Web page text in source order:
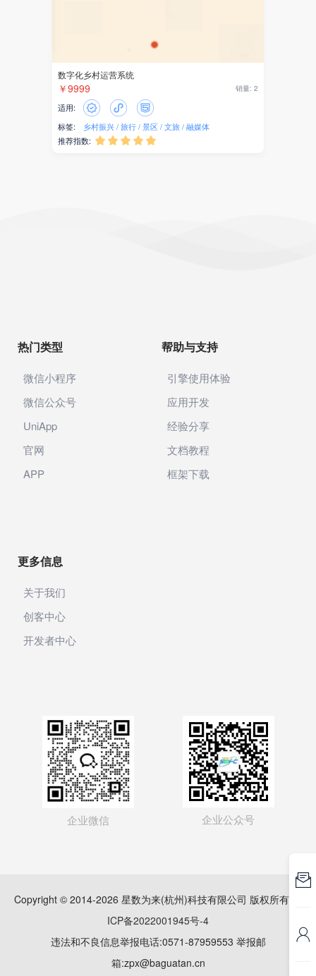
数字化乡村运营系统
￥9999 销量: 2
适用:
标签:
乡村振兴 旅行 景区 文旅 融媒体
推荐指数:     
热门类型
微信小程序
微信公众号
UniApp
官网
APP
帮助与支持
引擎使用体验
应用开发
经验分享
文档教程
框架下载
更多信息
关于我们
创客中心
开发者中心
企业微信 企业公众号
Copyright © 2014-2026 星数为来(杭州)科技有限公司 版权所有
ICP备2022001945号-4
违法和不良信息举报电话:0571-87959553 举报邮
箱:zpx@baguatan.cn

